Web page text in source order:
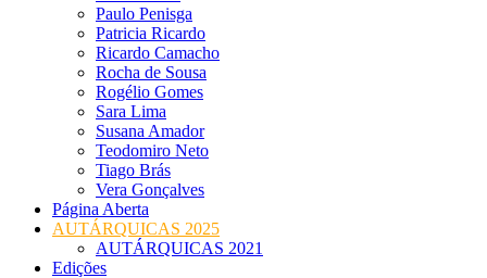
Paulo Penisga
Patricia Ricardo
Ricardo Camacho
Rocha de Sousa
Rogélio Gomes
Sara Lima
Susana Amador
Teodomiro Neto
Tiago Brás
Vera Gonçalves
Página Aberta
AUTÁRQUICAS 2025
AUTÁRQUICAS 2021
Edições